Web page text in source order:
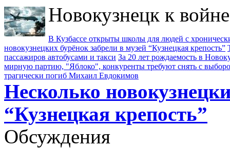
Новокузнецк к
В Кузбассе открыты школы для людей с
новокузнецких бурёнок забрели в музей “Кузнецкая крепость”
пассажиров автобусами и такси За 20 лет рождаемость в
мирную партию, "Яблоко", конкуренты требуют снять с
трагически погиб Михаил Евдокимов
Несколько
“Кузнецкая крепость”
Обсуждения